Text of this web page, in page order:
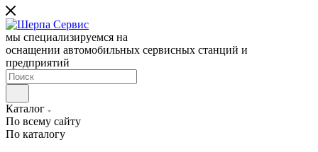
мы специализируемся на
оснащении автомобильных сервисных станций и
предприятий
Каталог
По всему сайту
По каталогу